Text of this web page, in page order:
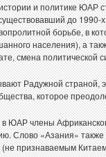
и политике ЮАР
до 1990-
борьбе, в
населения), а
смена
Радужной страной,
которое
ЮАР члены
Слово «Азания» также
признаваемым